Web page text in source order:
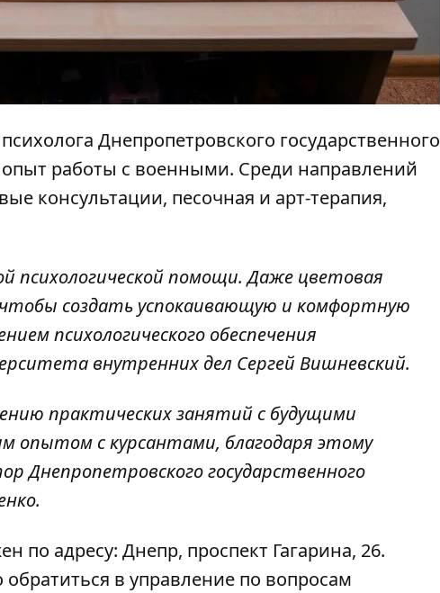
Днепропетровского государственного
работы с военными. Среди направлений
консультации, песочная и арт-терапия,
психологической помощи. Даже цветовая
создать успокаивающую и комфортную
психологического обеспечения
внутренних дел Сергей Вишневский.
практических занятий с будущими
опытом с курсантами, благодаря этому
Днепропетровского государственного
по адресу: Днепр, проспект Гагарина, 26.
в управление по вопросам